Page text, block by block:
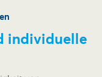
individuelle